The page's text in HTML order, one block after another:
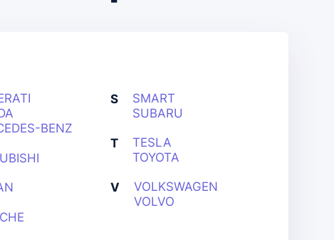
BENZ
S
SMART
SUBARU
T
TESLA
TOYOTA
V
VOLKSWAGEN
VOLVO